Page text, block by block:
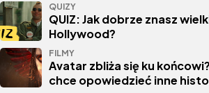
QUIZY
QUIZ: Jak dobrze znasz
Hollywood?
FILMY
Avatar zbliża się ku
chce opowiedzieć inne